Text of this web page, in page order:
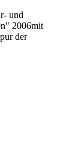
und
2006mit
der